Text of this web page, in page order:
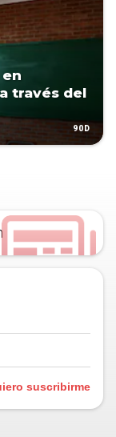
través del
90D
suscribirme